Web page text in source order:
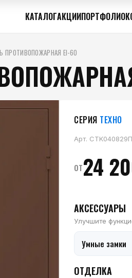
КАТАЛОГАКЦИИПОРТФОЛИО
ПРОТИВОПОЖАРНАЯ ЕI-60
СЕРИЯ ТЕХНО
Арт.
от24
АКСЕССУАРЫ
Улучшите
Умные замки
ОТДЕЛКА